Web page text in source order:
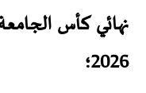
2026؛